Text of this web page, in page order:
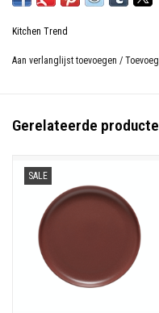
Kitchen Trend
Aan verlanglijst toevoegen /
Gerelateerde
SALE